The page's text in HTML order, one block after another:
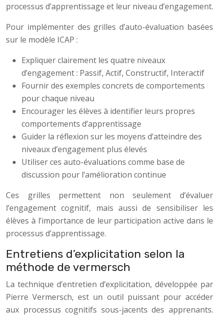
processus d’apprentissage et leur niveau d’engagement.
Pour implémenter des grilles d’auto-évaluation basées
sur le modèle ICAP :
Expliquer clairement les quatre niveaux
d’engagement : Passif, Actif, Constructif, Interactif
Fournir des exemples concrets de comportements
pour chaque niveau
Encourager les élèves à identifier leurs propres
comportements d’apprentissage
Guider la réflexion sur les moyens d’atteindre des
niveaux d’engagement plus élevés
Utiliser ces auto-évaluations comme base de
discussion pour l’amélioration continue
Ces grilles permettent non seulement d’évaluer
l’engagement cognitif, mais aussi de sensibiliser les
élèves à l’importance de leur participation active dans le
processus d’apprentissage.
Entretiens d’explicitation selon la
méthode de vermersch
La technique d’entretien d’explicitation, développée par
Pierre Vermersch, est un outil puissant pour accéder
aux processus cognitifs sous-jacents des apprenants.